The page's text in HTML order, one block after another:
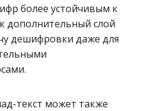
более устойчивым к
дополнительный слой
дешифровки даже для
текст может также